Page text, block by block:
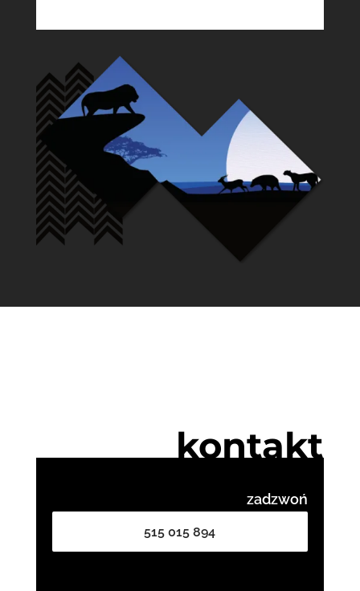
kontakt
zadzwoń
515 015 894